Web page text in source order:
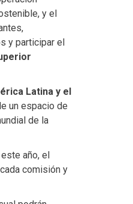
y el
y participar el
Latina y el
un espacio de
de la
año, el
comisión y